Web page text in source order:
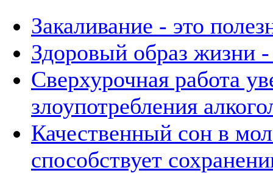
Закаливание - это
Здоровый образ жизни -
Сверхурочная работа
злоупотребления
Качественный сон в
способствует